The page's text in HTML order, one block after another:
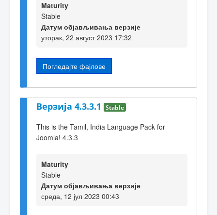
Maturity
Stable
Датум објављивања верзије
уторак, 22 август 2023 17:32
Погледајте фајлове
Верзија 4.3.3.1 Stable
This is the Tamil, India Language Pack for
Joomla! 4.3.3
Maturity
Stable
Датум објављивања верзије
среда, 12 јул 2023 00:43